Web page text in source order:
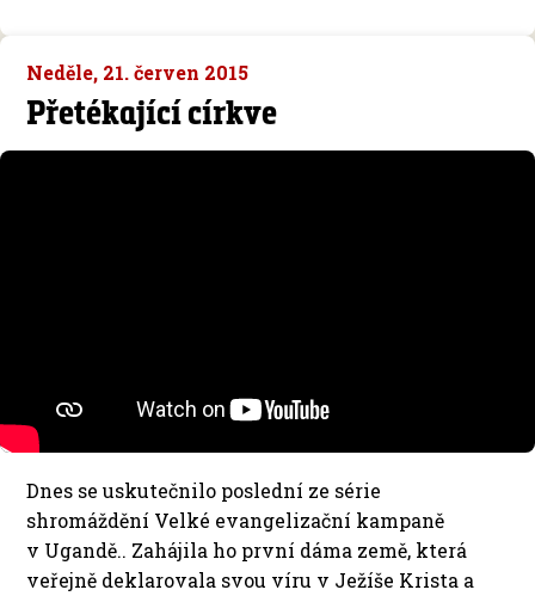
Neděle, 21. červen 2015
Přetékající církve
Dnes se uskutečnilo poslední ze série
shromáždění Velké evangelizační kampaně
v Ugandě.. Zahájila ho první dáma země, která
veřejně deklarovala svou víru v Ježíše Krista a